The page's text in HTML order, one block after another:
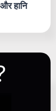
हानि